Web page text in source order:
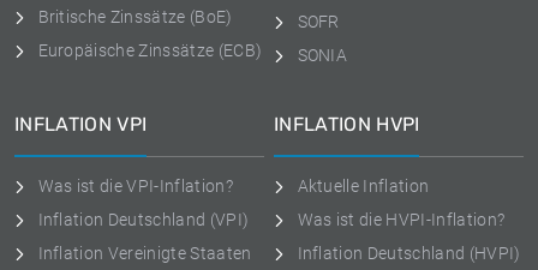
Britische Zinssätze (BoE)
Europäische Zinssätze (ECB)
SOFR
SONIA
INFLATION VPI
Was ist die VPI-Inflation?
Inflation Deutschland (VPI)
Inflation Vereinigte Staaten
INFLATION HVPI
Aktuelle Inflation
Was ist die HVPI-Inflation?
Inflation Deutschland (HVPI)